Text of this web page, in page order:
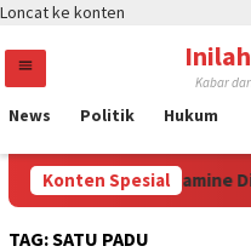
Loncat ke konten
Kabar
News Politik Hukum
Konten Spesial
1,3 Ton Ketamine
TAG:SATU PADU